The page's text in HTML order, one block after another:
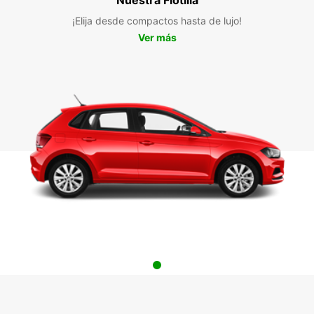
¡Elija desde compactos hasta de lujo!
Ver más